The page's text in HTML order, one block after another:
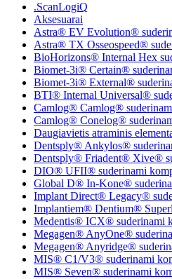
.ScanLogiQ
Aksesuarai
Astra® EV Evolution®
Astra® TX Osseospeed®
BioHorizons® Internal Hex
Biomet-3i® Certain®
Biomet-3i® External®
BTI® Internal Universal®
Camlog® Camlog®
Camlog® Conelog®
Daugiavietis atraminis
Dentsply® Ankylos®
Dentsply® Friadent® Xive®
DIO® UFII® suderinami
Global D® In-Kone®
Implant Direct® Legacy®
Implantiem® Dentium®
Medentis® ICX® suderinami
Megagen® AnyOne®
Megagen® Anyridge®
MIS® C1/V3® suderinami
MIS® Seven® suderinami